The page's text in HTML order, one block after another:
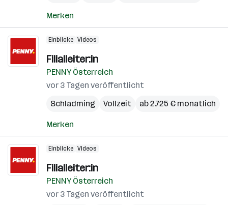
Merken
Einblicke Videos
Filialleiter:in
PENNY Österreich
vor 3 Tagen veröffentlicht
Schladming
Vollzeit ab 2.725 € monatlich
Merken
Einblicke Videos
Filialleiter:in
PENNY Österreich
vor 3 Tagen veröffentlicht